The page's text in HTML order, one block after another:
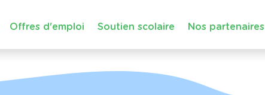
Offres d'emploi Soutien scolaire Nos partenaires